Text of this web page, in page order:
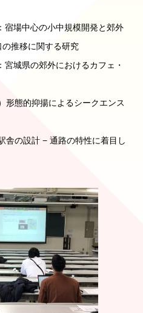
宿場中心の小中規模開発と郊外
推移に関する研究
城県の郊外におけるカフェ・
形態的抑揚によるシークエンス
舎の設計 − 通路の特性に着目し